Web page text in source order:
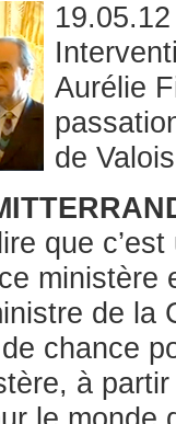
Aurélie
de
que
ministère
de la
de chance
à